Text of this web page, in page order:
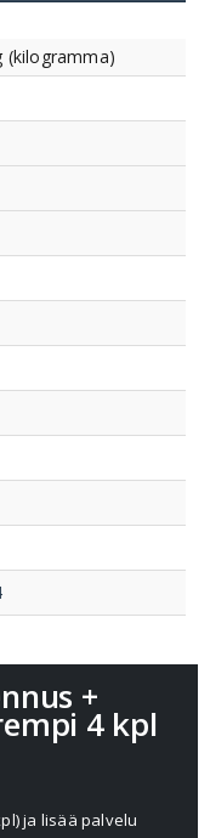
(kilogramma)
+
4 kpl
ja lisää palvelu